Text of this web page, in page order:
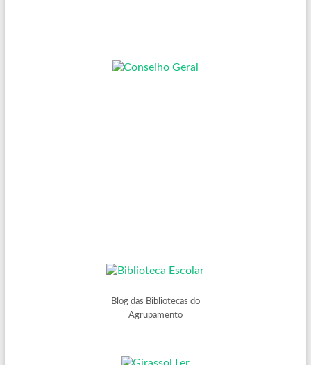
Blog das Bibliotecas do
Agrupamento